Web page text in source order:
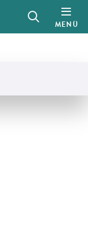
MENÜ